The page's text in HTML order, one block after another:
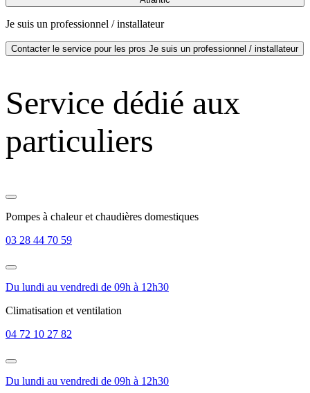
Je suis un professionnel / installateur
Contacter le service pour les pros Je suis un professionnel / installateur
Service dédié aux
particuliers
Pompes à chaleur et chaudières domestiques
03 28 44 70 59
Du lundi au vendredi de 09h à 12h30
Climatisation et ventilation
04 72 10 27 82
Du lundi au vendredi de 09h à 12h30